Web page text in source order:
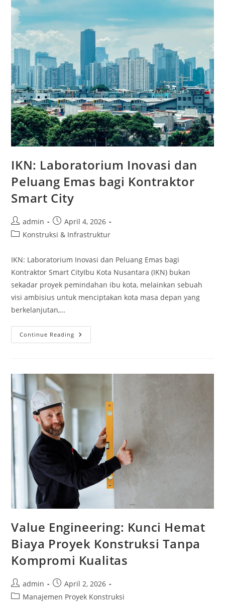
IKN: Laboratorium Inovasi dan
Peluang Emas bagi Kontraktor
Smart City
Post
author:
admin
Post
published:
April 4, 2026
PostKonstruksi & Infrastruktur
IKN: Laboratorium Inovasi dan Peluang Emas bagi
Kontraktor Smart CityIbu Kota Nusantara (IKN) bukan
sekadar proyek pemindahan ibu kota, melainkan sebuah
visi ambisius untuk menciptakan kota masa depan yang
berkelanjutan,…
Continue Reading IKN:
Laboratorium
Bagi
Kontraktor
Value Engineering: Kunci Hemat
Biaya Proyek Konstruksi Tanpa
Kompromi Kualitas
Post
author:
admin
Post
published:
April 2, 2026
PostManajemen Proyek Konstruksi